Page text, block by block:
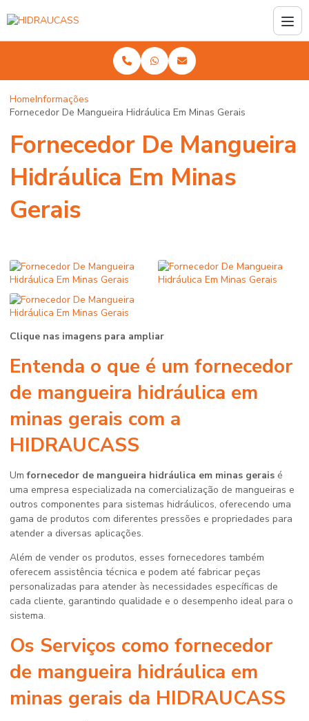
HomeInformações
Fornecedor De Mangueira Hidráulica Em Minas Gerais
Fornecedor De Mangueira
Hidráulica Em Minas
Gerais
Clique nas imagens para ampliar
Entenda o que é um fornecedor
de mangueira hidráulica em
minas gerais com a
HIDRAUCASS
Umfornecedor de mangueira hidráulica em minas gerais é
uma empresa especializada na comercialização de mangueiras e
outros componentes para sistemas hidráulicos, oferecendo uma
gama de produtos com diferentes pressões e propriedades para
atender a diversas aplicações.
Além de vender os produtos, esses fornecedores também
oferecem assistência técnica e podem até fabricar peças
personalizadas para atender às necessidades específicas de
cada cliente, garantindo qualidade e o desempenho ideal para o
sistema.
Os Serviços como fornecedor
de mangueira hidráulica em
minas gerais da HIDRAUCASS